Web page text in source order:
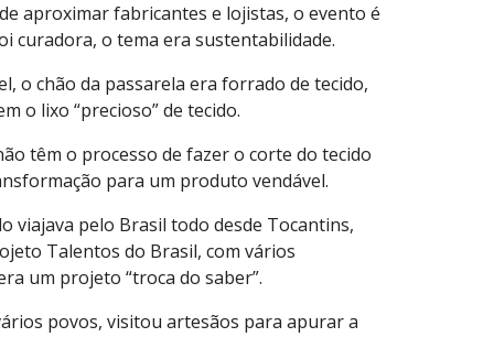
aproximar fabricantes e lojistas, o evento é
curadora, o tema era sustentabilidade.
o chão da passarela era forrado de tecido,
o lixo “precioso” de tecido.
têm o processo de fazer o corte do tecido
para um produto vendável.
viajava pelo Brasil todo desde Tocantins,
Talentos do Brasil, com vários
um projeto “troca do saber”.
povos, visitou artesãos para apurar a